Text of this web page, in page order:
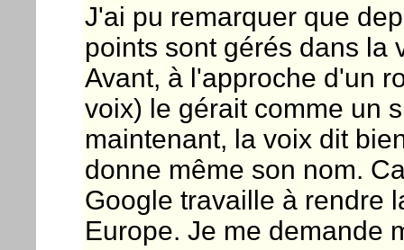
J'ai pu remarquer que
points sont gérés dans la
Avant, à l'approche d'un
voix) le gérait comme un
maintenant, la voix dit
donne même son nom.
Google travaille à rendre
Europe. Je me demande